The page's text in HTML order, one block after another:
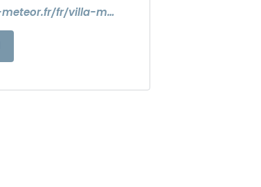
https://www.brasserie-meteor.fr/fr/villa-meteor